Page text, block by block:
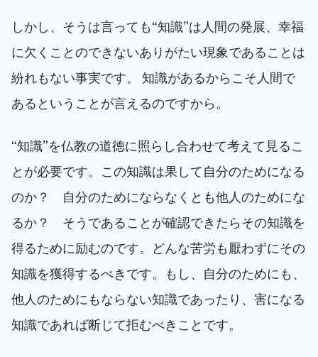
しかし、そうは言っても“知識”は人間の発展、幸福
に欠くことのできないありがたい現象であることは
紛れもない事実です。 知識があるからこそ人間で
あるということが言えるのですから。
“知識”を仏教の道徳に照らし合わせて考えて見るこ
とが必要です。この知識は果して自分のためになる
のか？ 自分のためにならなくとも他人のためにな
るか？ そうであることが確認できたらその知識を
得るために励むのです。どんな苦労も厭わずにその
知識を獲得するべきです。もし、自分のためにも、
他人のためにもならない知識であったり、害になる
知識であれば断じて拒むべきことです。